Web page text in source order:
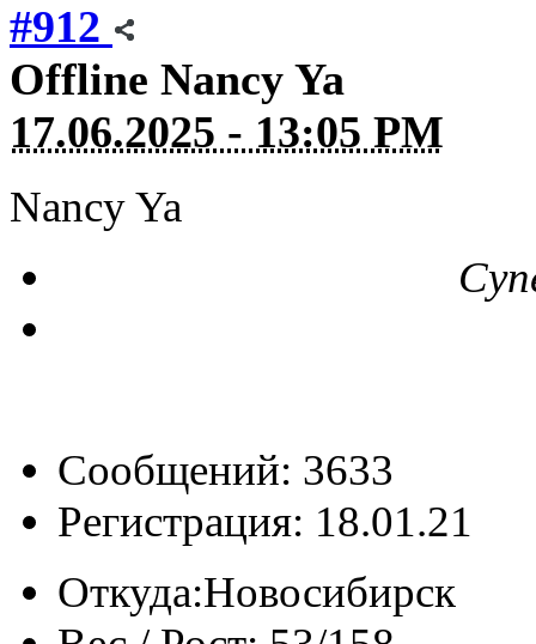
#912
Offline Nancy Ya
17.06.2025 - 13:05 PM
Nancy Ya
Сообщений: 3633
Регистрация: 18.01.21
Откуда:Новосибирск